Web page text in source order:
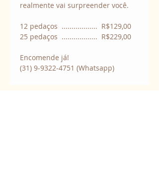
realmente vai surpreender você.
12 pedaços  ..................  R$129,00
25 pedaços  ..................  R$229,00
Encomende já!
(31) 9-9322-4751 (Whatsapp)